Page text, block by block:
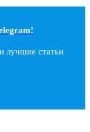
лучшие статьи